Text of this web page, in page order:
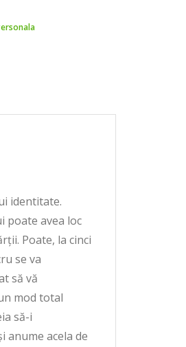
identitate.
poate avea loc
Poate, la cinci
se va
să vă
mod total
să-i
anume acela de